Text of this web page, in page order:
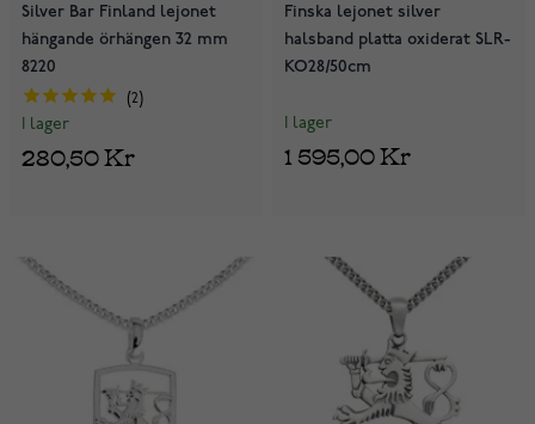
Silver Bar Finland lejonet
hängande örhängen 32 mm
8220
2
I lager
280,50 Kr
Finska lejonet silver
halsband platta oxiderat SLR-
KO28/50cm
I lager
1 595,00 Kr